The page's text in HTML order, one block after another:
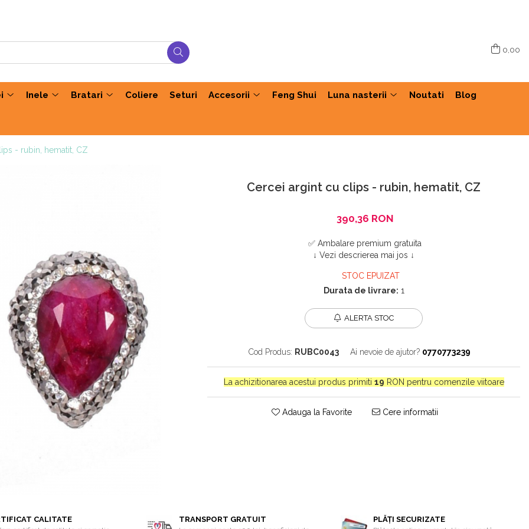
0,00
Inele Bratari Coliere Seturi Accesorii Feng Shui Luna nasterii Noutati Blog
- rubin, hematit, CZ
Cercei argint cu clips - rubin, hematit, CZ
390,36 RON
✅ Ambalare premium gratuita
↓ Vezi descrierea mai jos ↓
STOC EPUIZAT
Durata de livrare: 1
ALERTA STOC
Cod Produs: RUBC0043 Ai nevoie de ajutor? 0770773239
La achizitionarea acestui produs primiti 19 RON pentru comenzile viitoare
Adauga la Favorite Cere informatii
CALITATE TRANSPORT GRATUIT PLĂȚI SECURIZATE